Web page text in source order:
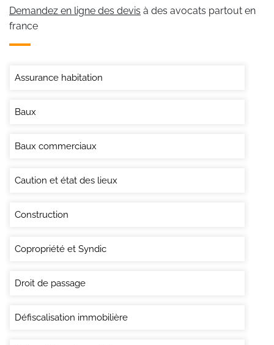
Demandez en ligne des devis à des avocats partout en
france
Assurance habitation
Baux
Baux commerciaux
Caution et état des lieux
Construction
Copropriété et Syndic
Droit de passage
Défiscalisation immobilière